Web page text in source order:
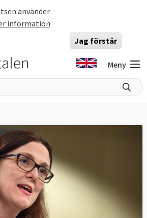
använder
information
Jag förstår
Meny